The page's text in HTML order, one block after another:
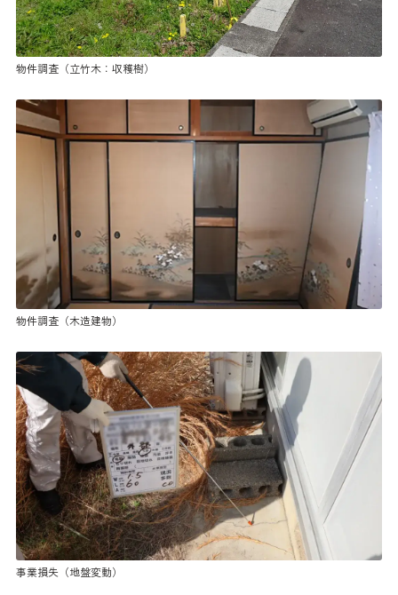
物件調査（立竹木：収穫樹）
物件調査（木造建物）
事業損失（地盤変動）